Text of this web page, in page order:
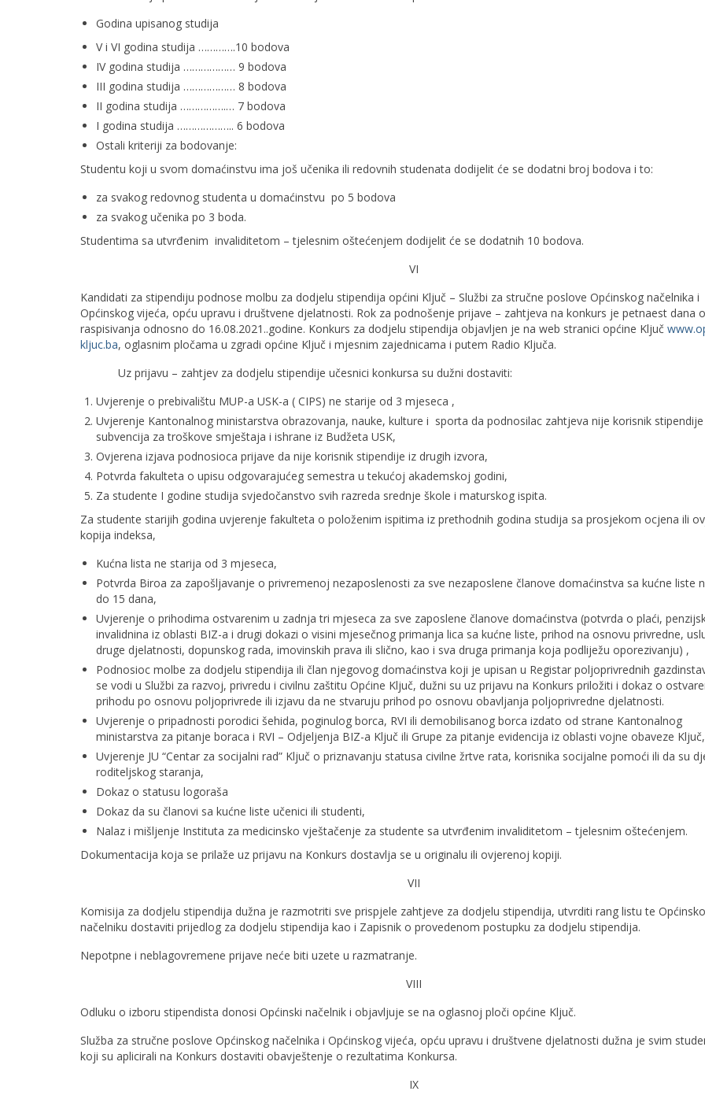
Godina upisanog studija
V i VI godina studija ………….10 bodova
IV godina studija ……………… 9 bodova
III godina studija ……………… 8 bodova
II godina studija …………….… 7 bodova
I godina studija ……………….. 6 bodova
Ostali kriteriji za bodovanje:
Studentu koji u svom domaćinstvu ima još učenika ili redovnih studenata dodijelit će se dodatni broj bodova i to:
za svakog redovnog studenta u domaćinstvu po 5 bodova
za svakog učenika po 3 boda.
Studentima sa utvrđenim invaliditetom – tjelesnim oštećenjem dodijelit će se dodatnih 10 bodova.
VI
Kandidati za stipendiju podnose molbu za dodjelu stipendija općini Ključ – Službi za stručne poslove Općinskog načelnika i
Općinskog vijeća, opću upravu i društvene djelatnosti. Rok za podnošenje prijave – zahtjeva na konkurs je petnaest dana
raspisivanja odnosno do 16.08.2021..godine. Konkurs za dodjelu stipendija objavljen je na web stranici općine Ključ
kljuc.ba, oglasnim pločama u zgradi općine Ključ i mjesnim zajednicama i putem Radio Ključa.
Uz prijavu – zahtjev za dodjelu stipendije učesnici konkursa su dužni dostaviti:
Uvjerenje o prebivalištu MUP-a USK-a ( CIPS) ne starije od 3 mjeseca ,
Uvjerenje Kantonalnog ministarstva obrazovanja, nauke, kulture i sporta da podnosilac zahtjeva nije korisnik
subvencija za troškove smještaja i ishrane iz Budžeta USK,
Ovjerena izjava podnosioca prijave da nije korisnik stipendije iz drugih izvora,
Potvrda fakulteta o upisu odgovarajućeg semestra u tekućoj akademskoj godini,
Za studente I godine studija svjedočanstvo svih razreda srednje škole i maturskog ispita.
Za studente starijih godina uvjerenje fakulteta o položenim ispitima iz prethodnih godina studija sa prosjekom ocjena ili
kopija indeksa,
Kućna lista ne starija od 3 mjeseca,
Potvrda Biroa za zapošljavanje o privremenoj nezaposlenosti za sve nezaposlene članove domaćinstva sa kućne liste
do 15 dana,
Uvjerenje o prihodima ostvarenim u zadnja tri mjeseca za sve zaposlene članove domaćinstva (potvrda o plaći,
invalidnina iz oblasti BIZ-a i drugi dokazi o visini mjesečnog primanja lica sa kućne liste, prihod na osnovu privredne,
druge djelatnosti, dopunskog rada, imovinskih prava ili slično, kao i sva druga primanja koja podliježu oporezivanju) ,
Podnosioc molbe za dodjelu stipendija ili član njegovog domaćinstva koji je upisan u Registar poljoprivrednih
se vodi u Službi za razvoj, privredu i civilnu zaštitu Općine Ključ, dužni su uz prijavu na Konkurs priložiti i dokaz o
prihodu po osnovu poljoprivrede ili izjavu da ne stvaruju prihod po osnovu obavljanja poljoprivredne djelatnosti.
Uvjerenje o pripadnosti porodici šehida, poginulog borca, RVI ili demobilisanog borca izdato od strane Kantonalnog
ministarstva za pitanje boraca i RVI – Odjeljenja BIZ-a Ključ ili Grupe za pitanje evidencija iz oblasti vojne obaveze Ključ,
Uvjerenje JU “Centar za socijalni rad” Ključ o priznavanju statusa civilne žrtve rata, korisnika socijalne pomoći ili da su
roditeljskog staranja,
Dokaz o statusu logoraša
Dokaz da su članovi sa kućne liste učenici ili studenti,
Nalaz i mišljenje Instituta za medicinsko vještačenje za studente sa utvrđenim invaliditetom – tjelesnim oštećenjem.
Dokumentacija koja se prilaže uz prijavu na Konkurs dostavlja se u originalu ili ovjerenoj kopiji.
VII
Komisija za dodjelu stipendija dužna je razmotriti sve prispjele zahtjeve za dodjelu stipendija, utvrditi rang listu te
načelniku dostaviti prijedlog za dodjelu stipendija kao i Zapisnik o provedenom postupku za dodjelu stipendija.
Nepotpne i neblagovremene prijave neće biti uzete u razmatranje.
VIII
Odluku o izboru stipendista donosi Općinski načelnik i objavljuje se na oglasnoj ploči općine Ključ.
Služba za stručne poslove Općinskog načelnika i Općinskog vijeća, opću upravu i društvene djelatnosti dužna je svim
koji su aplicirali na Konkurs dostaviti obavještenje o rezultatima Konkursa.
IX